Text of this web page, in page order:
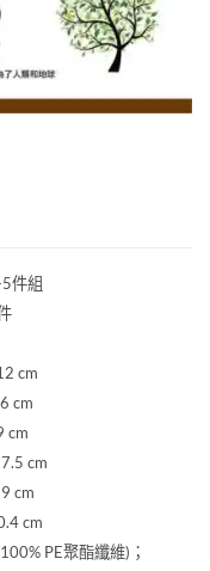
件組
cm
cm
cm
cm
cm
cm
PE聚酯纖維)；